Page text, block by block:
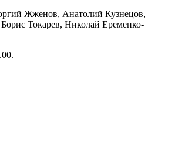
Жженов, Анатолий Кузнецов,
Токарев, Николай Еременко-